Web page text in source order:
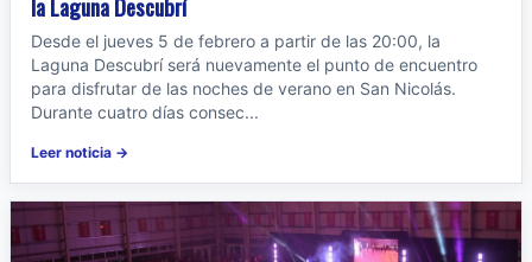
Desde el jueves 5 de febrero a partir de las 20:00, la
Laguna Descubrí será nuevamente el punto de encuentro
para disfrutar de las noches de verano en San Nicolás.
Durante cuatro días consec...
Leer noticia →